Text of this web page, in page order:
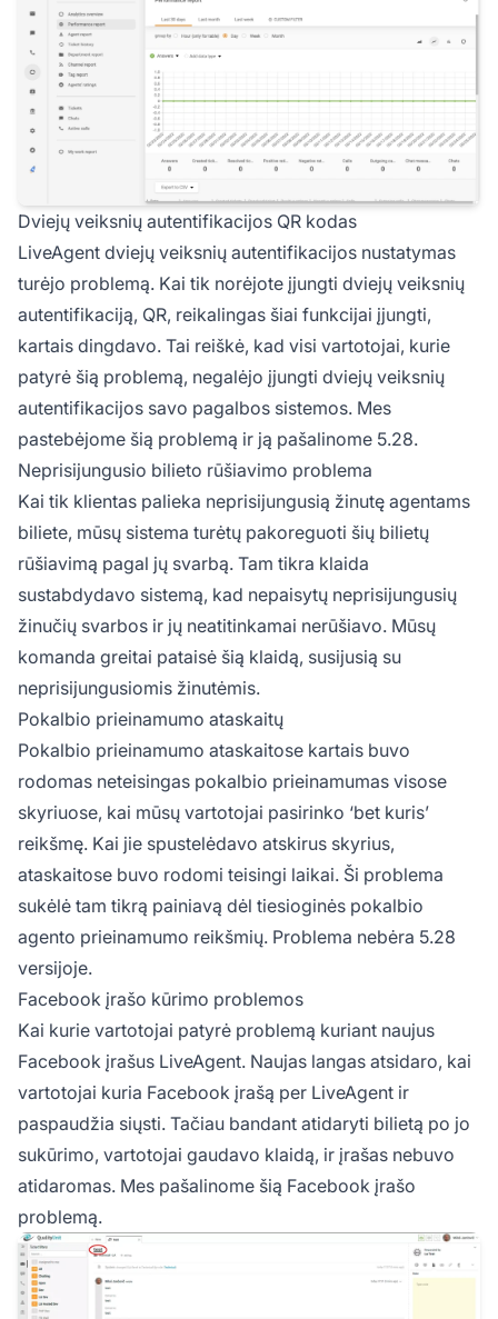
Dviejų veiksnių autentifikacijos QR kodas
LiveAgent dviejų veiksnių autentifikacijos nustatymas
turėjo problemą. Kai tik norėjote įjungti dviejų veiksnių
autentifikaciją, QR, reikalingas šiai funkcijai įjungti,
kartais dingdavo. Tai reiškė, kad visi vartotojai, kurie
patyrė šią problemą, negalėjo įjungti dviejų veiksnių
autentifikacijos savo pagalbos sistemos. Mes
pastebėjome šią problemą ir ją pašalinome 5.28.
Neprisijungusio bilieto rūšiavimo problema
Kai tik klientas palieka neprisijungusią žinutę agentams
biliete, mūsų sistema turėtų pakoreguoti šių bilietų
rūšiavimą pagal jų svarbą. Tam tikra klaida
sustabdydavo sistemą, kad nepaisytų neprisijungusių
žinučių svarbos ir jų neatitinkamai nerūšiavo. Mūsų
komanda greitai pataisė šią klaidą, susijusią su
neprisijungusiomis žinutėmis.
Pokalbio prieinamumo ataskaitų
Pokalbio prieinamumo ataskaitose kartais buvo
rodomas neteisingas pokalbio prieinamumas visose
skyriuose, kai mūsų vartotojai pasirinko ‘bet kuris’
reikšmę. Kai jie spustelėdavo atskirus skyrius,
ataskaitose buvo rodomi teisingi laikai. Ši problema
sukėlė tam tikrą painiavą dėl tiesioginės pokalbio
agento prieinamumo reikšmių. Problema nebėra 5.28
versijoje.
Facebook įrašo kūrimo problemos
Kai kurie vartotojai patyrė problemą kuriant naujus
Facebook įrašus LiveAgent. Naujas langas atsidaro, kai
vartotojai kuria Facebook įrašą per LiveAgent ir
paspaudžia siųsti. Tačiau bandant atidaryti bilietą po jo
sukūrimo, vartotojai gaudavo klaidą, ir įrašas nebuvo
atidaromas. Mes pašalinome šią Facebook įrašo
problemą.